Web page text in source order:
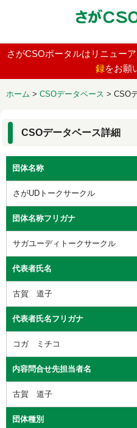
さがCSOポータルはリニュー
録をお願
ホーム > CSOデータベース > CSO
CSOデータベース詳細
団体名称
さがUDトークサークル
団体名称フリガナ
サガユーディトークサークル
代表者氏名
古賀 道子
代表者氏名フリガナ
コガ ミチコ
内容問合せ先担当者名
古賀 道子
団体種別